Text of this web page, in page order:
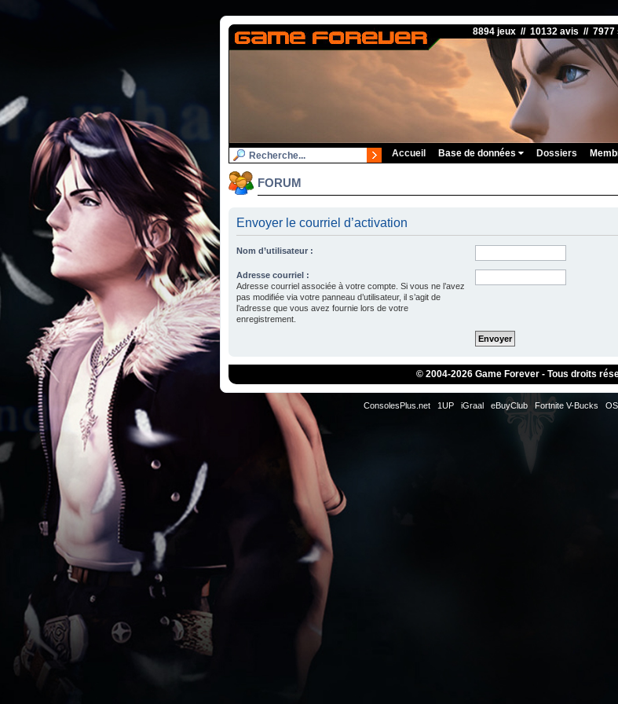
8894 jeux // 10132 avis //
Accueil Base de données Dossiers
FORUM
Envoyer le courriel d’activation
Nom d’utilisateur :
Adresse courriel :
Adresse courriel associée à votre compte. Si vous ne l’avez
pas modifiée via votre panneau d’utilisateur, il s’agit de
l’adresse que vous avez fournie lors de votre
enregistrement.
© 2004-2026 Game Forever - Tous droits
ConsolesPlus.net 1UP iGraal eBuyClub Fortnite V-Bucks